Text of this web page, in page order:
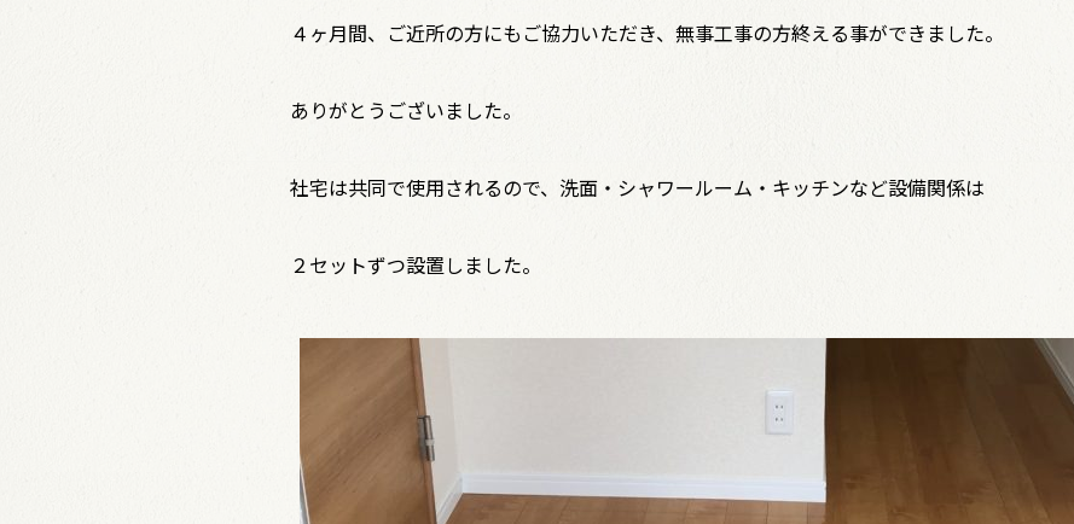
４ヶ月間、ご近所の方にもご協力いただき、無事工事の方終える事ができました。
ありがとうございました。
社宅は共同で使用されるので、洗面・シャワールーム・キッチンなど設備関係は
２セットずつ設置しました。